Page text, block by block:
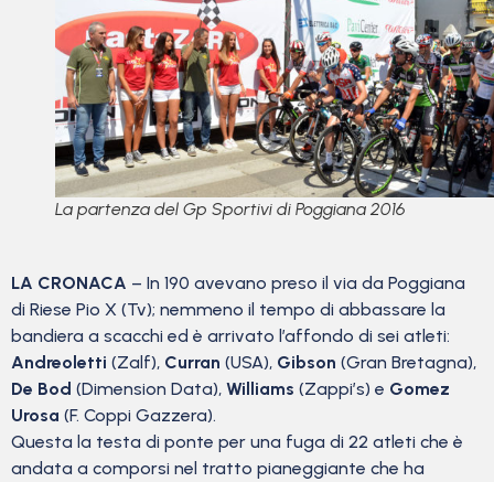
La partenza del Gp Sportivi di Poggiana 2016
LA CRONACA – In 190 avevano preso il via da Poggiana
di Riese Pio X (Tv); nemmeno il tempo di abbassare la
bandiera a scacchi ed è arrivato l’affondo di sei atleti:
Andreoletti (Zalf), Curran (USA), Gibson (Gran Bretagna),
De Bod (Dimension Data), Williams (Zappi’s) e Gomez
Urosa (F. Coppi Gazzera).
Questa la testa di ponte per una fuga di 22 atleti che è
andata a comporsi nel tratto pianeggiante che ha